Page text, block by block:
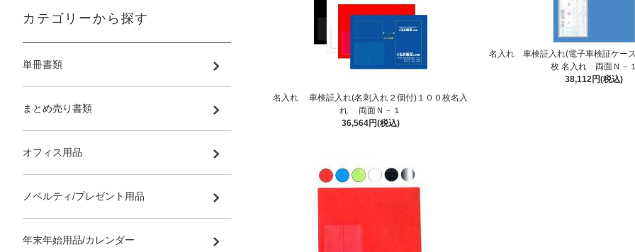
名入れ 車検証入れ(名刺入れ２個付)１００枚名入
れ 両面Ｎ－１
36,564円(税込)
名入れ 車検証入れ(電子車検証ケー
枚 名入れ 両面Ｎ－１
38,112円(税込)
カテゴリーから探す
単冊書類
まとめ売り書類
オフィス用品
ノベルティ/プレゼント用品
年末年始用品/カレンダー